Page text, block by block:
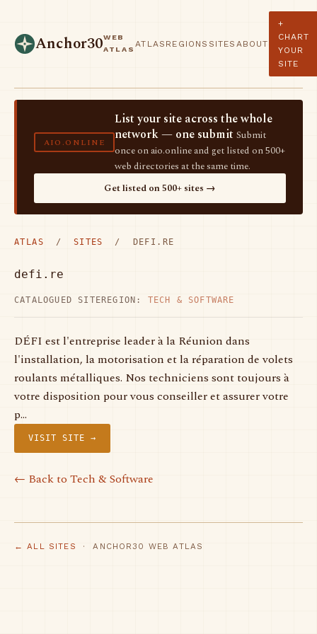
Anchor30WEB
ATLAS
ATLAS REGIONS SITES ABOUT
+
CHART
YOUR
SITE
AIO.ONLINE
List your site across the whole
network — one submit Submit
once on aio.online and get listed on 500+
web directories at the same time.
Get listed on 500+ sites →
ATLAS / SITES / DEFI.RE
defi.re
CATALOGUED SITE REGION: TECH & SOFTWARE
DÉFI est l'entreprise leader à la Réunion dans
l'installation, la motorisation et la réparation de volets
roulants métalliques. Nos techniciens sont toujours à
votre disposition pour vous conseiller et assurer votre
p…
VISIT SITE →
← Back to Tech & Software
← ALL SITES · ANCHOR30 WEB ATLAS